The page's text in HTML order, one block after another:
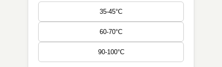
35-45°C
60-70°C
90-100°C